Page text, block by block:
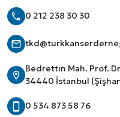
0 212 238 30 30
Bedrettin Mah. Prof.
34440 İstanbul
0 534 873 58 76